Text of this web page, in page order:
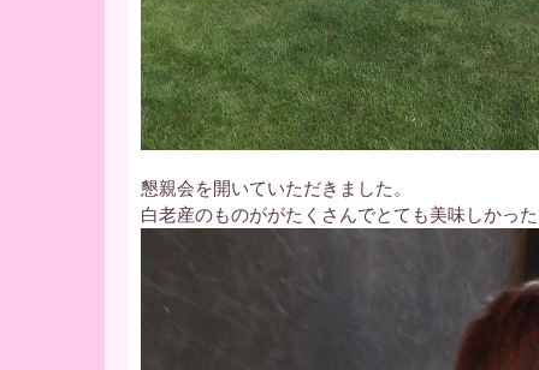
懇親会を開いていただきました。
白老産のものががたくさんでとても美味しかっ